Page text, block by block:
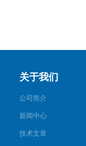
关于我们
公司简介
新闻中心
技术文章